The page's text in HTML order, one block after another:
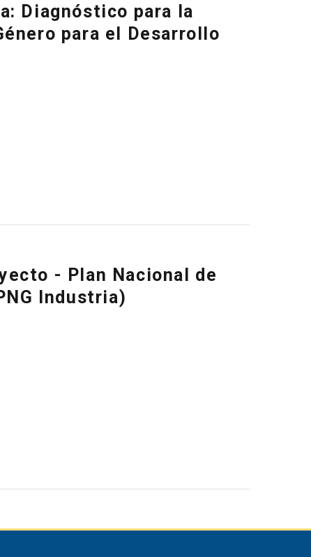
Diagnóstico para la
para el Desarrollo
- Plan Nacional de
Industria)